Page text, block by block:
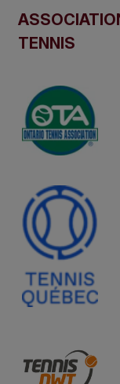
TENNIS